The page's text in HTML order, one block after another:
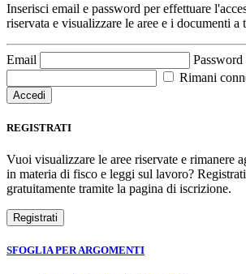
Inserisci email e password per effettuare
riservata e visualizzare le aree e i documenti a
Email Password
Rimani
REGISTRATI
Vuoi visualizzare le aree riservate e rimanere
in materia di fisco e leggi sul lavoro?
gratuitamente tramite la pagina di iscrizione.
SFOGLIA PER ARGOMENTI